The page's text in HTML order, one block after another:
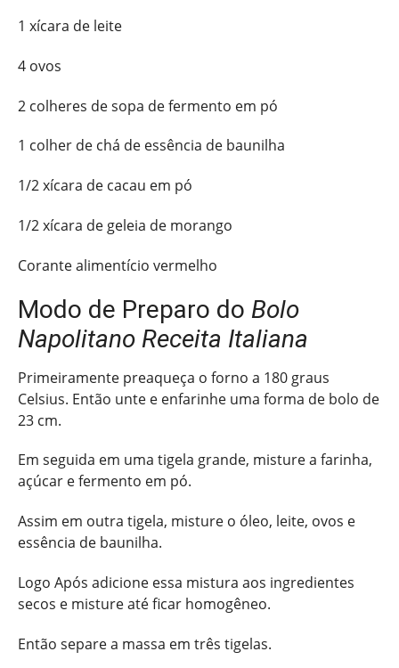
1 xícara de leite
4 ovos
2 colheres de sopa de fermento em pó
1 colher de chá de essência de baunilha
1/2 xícara de cacau em pó
1/2 xícara de geleia de morango
Corante alimentício vermelho
Modo de Preparo do Bolo
Napolitano Receita Italiana
Primeiramente preaqueça o forno a 180 graus
Celsius. Então unte e enfarinhe uma forma de bolo de
23 cm.
Em seguida em uma tigela grande, misture a farinha,
açúcar e fermento em pó.
Assim em outra tigela, misture o óleo, leite, ovos e
essência de baunilha.
Logo Após adicione essa mistura aos ingredientes
secos e misture até ficar homogêneo.
Então separe a massa em três tigelas.